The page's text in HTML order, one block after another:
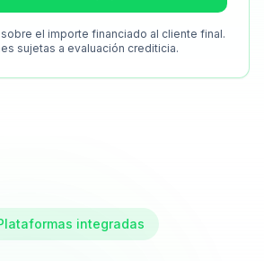
el importe financiado al cliente final.
sujetas a evaluación crediticia.
integradas